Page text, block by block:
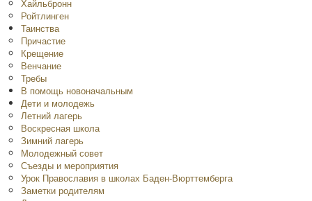
Хайльбронн
Ройтлинген
Таинства
Причастие
Крещение
Венчание
Требы
В помощь новоначальным
Дети и молодежь
Летний лагерь
Воскресная школа
Зимний лагерь
Молодежный совет
Съезды и мероприятия
Урок Православия в школах Баден-Вюрттемберга
Заметки родителям